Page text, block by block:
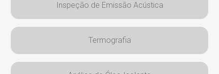
Inspeção de Emissão Acústica
Termografia